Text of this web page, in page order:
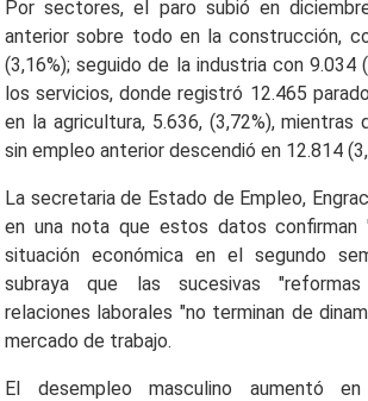
Por sectores, el paro subió en
anterior sobre todo en la construcción,
(3,16%); seguido de la industria con 9.034
los servicios, donde registró 12.465
en la agricultura, 5.636, (3,72%),
sin empleo anterior descendió en 12.814
La secretaria de Estado de Empleo,
en una nota que estos datos
situación económica en el segundo
subraya que las sucesivas
relaciones laborales "no terminan de
mercado de trabajo.
El desempleo masculino aumentó